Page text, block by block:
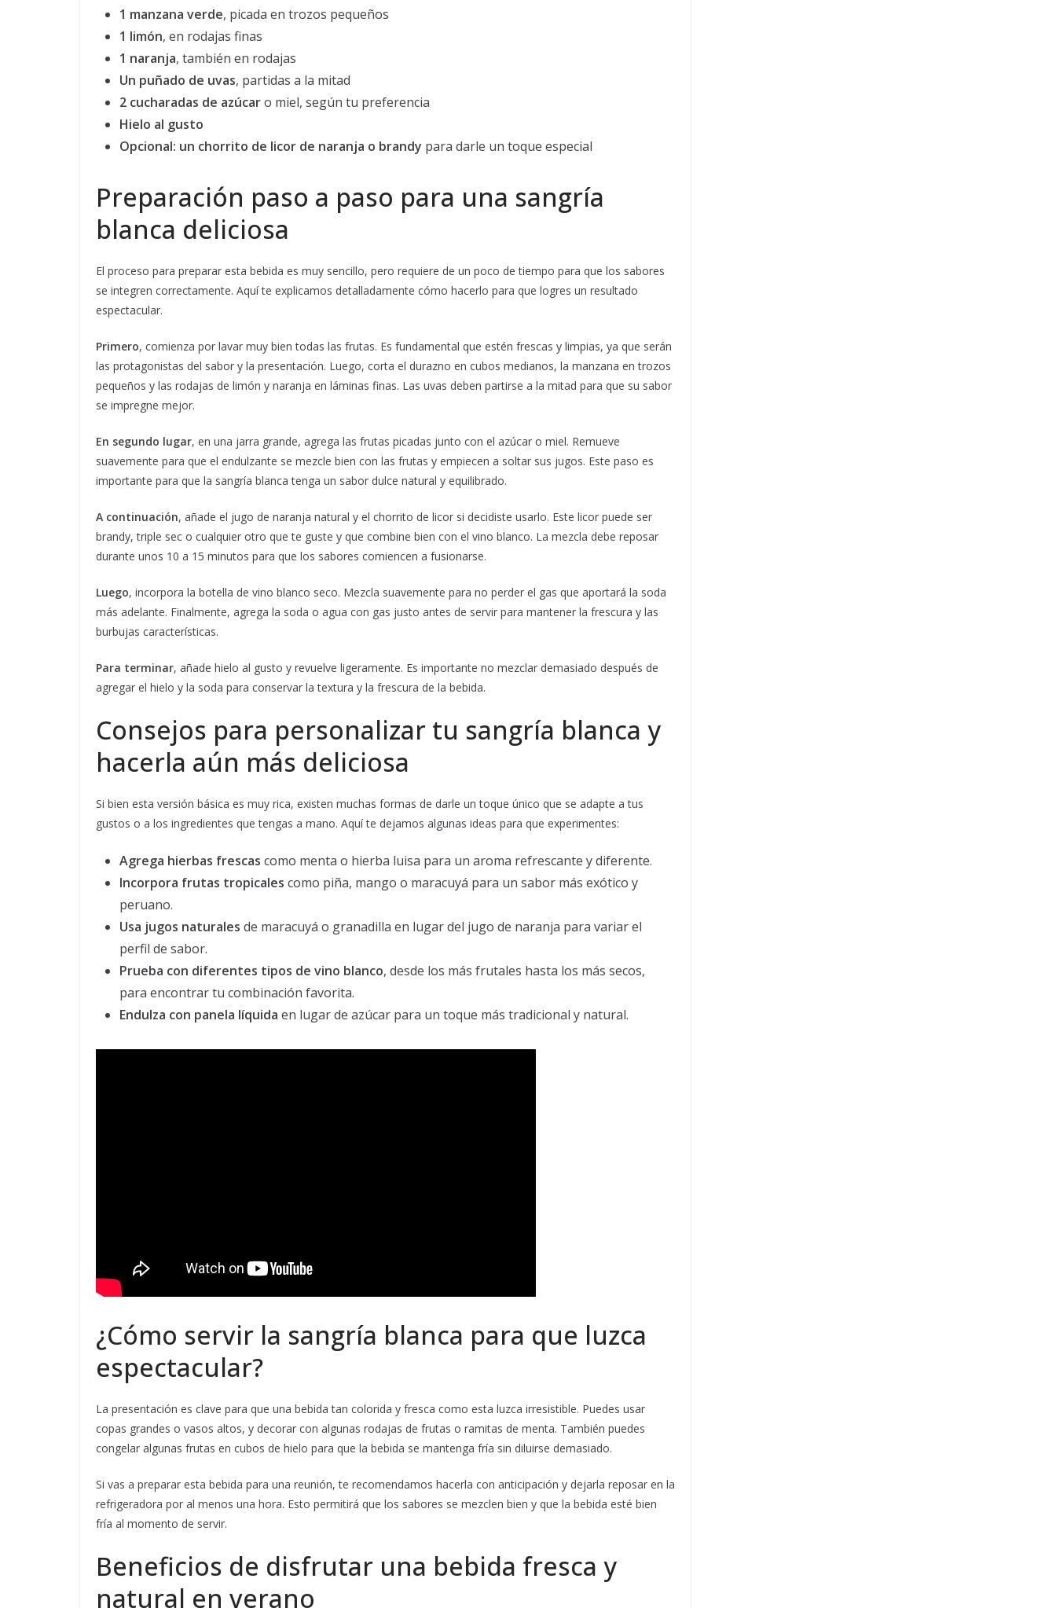
1 manzana verde, picada en trozos pequeños
1 limón, en rodajas finas
1 naranja, también en rodajas
Un puñado de uvas, partidas a la mitad
2 cucharadas de azúcaro miel, según tu preferencia
Hielo al gusto
Opcional: un chorrito de licor de naranja o brandy para darle un toque especial
Preparación paso a paso para una sangría
blanca deliciosa
El proceso para preparar esta bebida es muy sencillo, pero requiere de un poco de tiempo para que los sabores
se integren correctamente. Aquí te explicamos detalladamente cómo hacerlo para que logres un resultado
espectacular.
Primero, comienza por lavar muy bien todas las frutas. Es fundamental que estén frescas y limpias, ya que serán
las protagonistas del sabor y la presentación. Luego, corta el durazno en cubos medianos, la manzana en trozos
pequeños y las rodajas de limón y naranja en láminas finas. Las uvas deben partirse a la mitad para que su sabor
se impregne mejor.
En segundo lugar, en una jarra grande, agrega las frutas picadas junto con el azúcar o miel. Remueve
suavemente para que el endulzante se mezcle bien con las frutas y empiecen a soltar sus jugos. Este paso es
importante para que la sangría blanca tenga un sabor dulce natural y equilibrado.
A continuación, añade el jugo de naranja natural y el chorrito de licor si decidiste usarlo. Este licor puede ser
brandy, triple sec o cualquier otro que te guste y que combine bien con el vino blanco. La mezcla debe reposar
durante unos 10 a 15 minutos para que los sabores comiencen a fusionarse.
Luego, incorpora la botella de vino blanco seco. Mezcla suavemente para no perder el gas que aportará la soda
más adelante. Finalmente, agrega la soda o agua con gas justo antes de servir para mantener la frescura y las
burbujas características.
Para terminar, añade hielo al gusto y revuelve ligeramente. Es importante no mezclar demasiado después de
agregar el hielo y la soda para conservar la textura y la frescura de la bebida.
Consejos para personalizar tu sangría blanca y
hacerla aún más deliciosa
Si bien esta versión básica es muy rica, existen muchas formas de darle un toque único que se adapte a tus
gustos o a los ingredientes que tengas a mano. Aquí te dejamos algunas ideas para que experimentes:
Agrega hierbas frescas como menta o hierba luisa para un aroma refrescante y diferente.
Incorpora frutas tropicales como piña, mango o maracuyá para un sabor más exótico y
peruano.
Usa jugos naturales de maracuyá o granadilla en lugar del jugo de naranja para variar el
perfil de sabor.
Prueba con diferentes tipos de vino blanco, desde los más frutales hasta los más secos,
para encontrar tu combinación favorita.
Endulza con panela líquida en lugar de azúcar para un toque más tradicional y natural.
¿Cómo servir la sangría blanca para que luzca
espectacular?
La presentación es clave para que una bebida tan colorida y fresca como esta luzca irresistible. Puedes usar
copas grandes o vasos altos, y decorar con algunas rodajas de frutas o ramitas de menta. También puedes
congelar algunas frutas en cubos de hielo para que la bebida se mantenga fría sin diluirse demasiado.
Si vas a preparar esta bebida para una reunión, te recomendamos hacerla con anticipación y dejarla reposar en la
refrigeradora por al menos una hora. Esto permitirá que los sabores se mezclen bien y que la bebida esté bien
fría al momento de servir.
Beneficios de disfrutar una bebida fresca y
natural en verano